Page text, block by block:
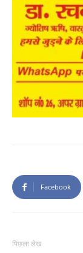
Facebook
पिछला लेख